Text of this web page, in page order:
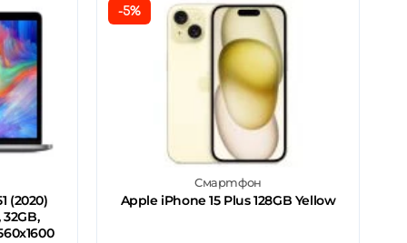
(2020)
-5%
Смартфон
Apple iPhone 15 Plus 128GB Yellow